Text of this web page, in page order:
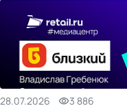
28.07.2026 3 886